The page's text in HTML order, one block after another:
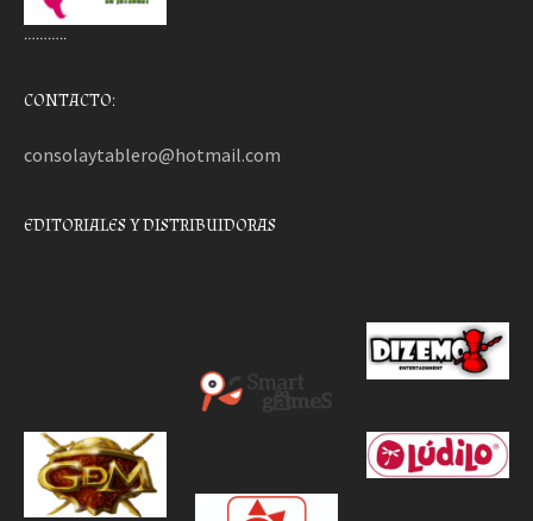
………..
CONTACTO:
consolaytablero@hotmail.com
EDITORIALES Y DISTRIBUIDORAS